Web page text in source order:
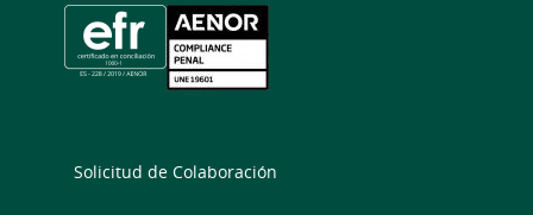
Solicitud de Colaboración